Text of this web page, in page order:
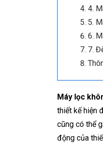
4.
5.
6.
7.
Máy lọc
thiết kế hiện
cũng có thể
động của